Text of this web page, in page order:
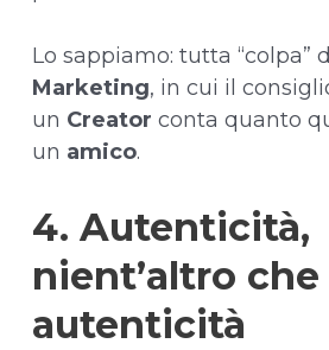
Lo sappiamo: tutta “colpa”
Marketing, in cui il
un Creatorconta quanto
un amico.
4. Autenticità,
nient’altro che
autenticità